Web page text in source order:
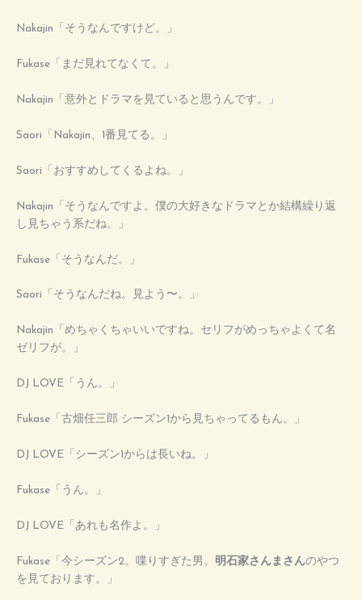
Nakajin「そうなんですけど。」
Fukase「まだ見れてなくて。」
Nakajin「意外とドラマを見ていると思うんです。」
Saori「Nakajin、1番見てる。」
Saori「おすすめしてくるよね。」
Nakajin「そうなんですよ。僕の大好きなドラマとか結構繰り返
し見ちゃう系だね。」
Fukase「そうなんだ。」
Saori「そうなんだね。見よう〜。」
Nakajin「めちゃくちゃいいですね。セリフがめっちゃよくて名
ゼリフが。」
DJ LOVE「うん。」
Fukase「古畑任三郎 シーズン1から見ちゃってるもん。」
DJ LOVE「シーズン1からは長いね。」
Fukase「うん。」
DJ LOVE「あれも名作よ。」
Fukase「今シーズン2。喋りすぎた男。 明石家さんまさんのやつ
を見ております。」